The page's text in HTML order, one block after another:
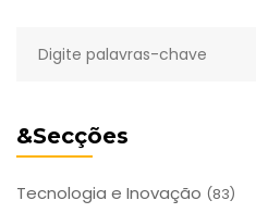
&Secções
Tecnologia e Inovação (83)